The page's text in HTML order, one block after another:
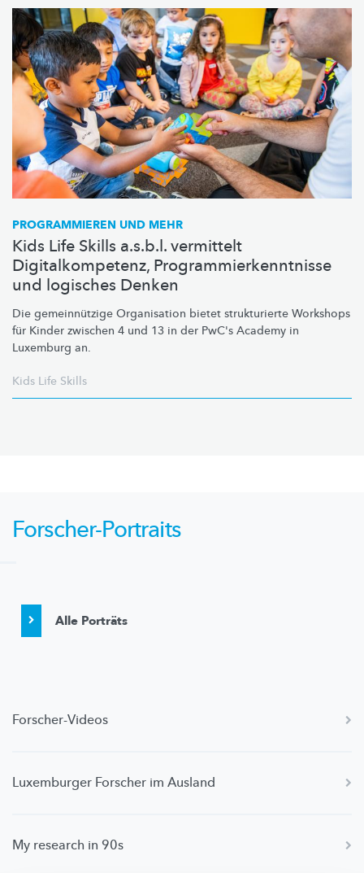
PROGRAMMIEREN UND MEHR
Kids Life Skills a.s.b.l. vermittelt
Digitalkompetenz, Programmierkenntnisse
und logisches Denken
Die gemeinnützige Organisation bietet strukturierte Workshops
für Kinder zwischen 4 und 13 in der PwC's Academy in
Luxemburg an.
Kids Life Skills
Forscher-Portraits
Alle Porträts
Forscher-Videos
Luxemburger Forscher im Ausland
My research in 90s